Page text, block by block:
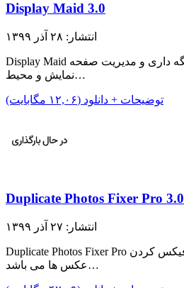
Display Maid 3.0
انتشار: ۲۸ آذر ۱۳۹۹
Display Maid یک برنامه کاربردی برای نگه داری و مدیریت صفحه
نمایش و محیط…
توضیحات + دانلود (۱۲,۰۶ مگابایت)
Duplicate Photos Fixer Pro 3.0
انتشار: ۲۷ آذر ۱۳۹۹
Duplicate Photos Fixer Pro برنامه ای عالی برای فیکس کردن
عکس ها می باشد…